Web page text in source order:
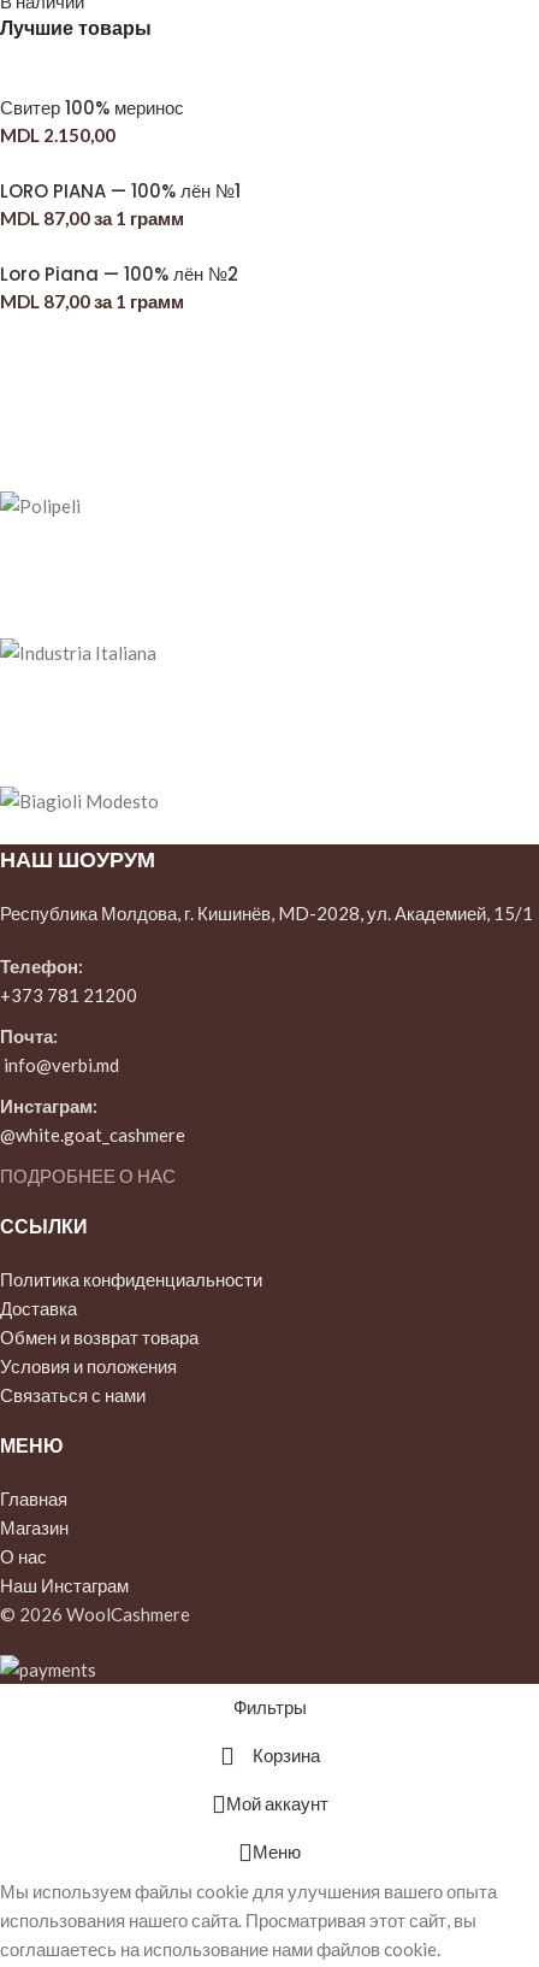
Лучшие товары
Свитер 100% меринос
MDL 2.150,00
LORO PIANA — 100% лён №1
MDL 87,00за 1 грамм
Loro Piana — 100% лён №2
MDL 87,00за 1 грамм
НАШ ШОУРУМ
Республика Молдова, г. Кишинёв, MD-2028, ул. Академией, 15/1
Телефон:
+373 781 21200
Почта:
info@verbi.md
Инстаграм:
@white.goat_cashmere
ПОДРОБНЕЕ О НАС
ССЫЛКИ
Политика конфиденциальности
Доставка
Обмен и возврат товара
Условия и положения
Связаться с нами
МЕНЮ
Главная
Магазин
О нас
Наш Инстаграм
© 2026 WoolCashmere
Фильтры
Корзина
Мой аккаунт
Меню
Мы используем файлы cookie для улучшения вашего опыта
использования нашего сайта. Просматривая этот сайт, вы
соглашаетесь на использование нами файлов cookie.